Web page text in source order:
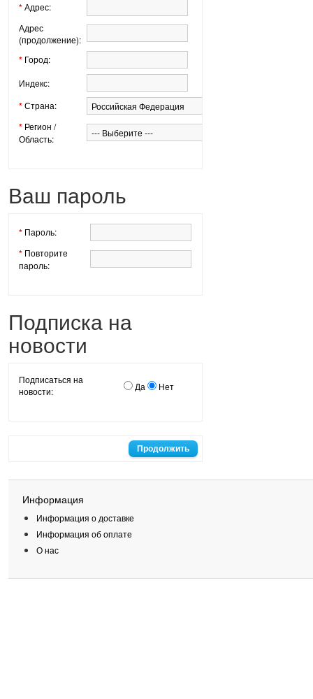
*Адрес:
Адрес
(продолжение):
* Город:
Индекс:
*Страна:
* Регион /
Область:
Ваш пароль
* Пароль:
* Повторите
пароль:
Подписка на
новости
Подписаться на
новости:
Да Нет
Информация
Информация о доставке
Информация об оплате
О нас